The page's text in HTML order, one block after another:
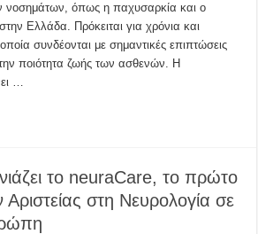
νοσημάτων, όπως η παχυσαρκία και ο
Ελλάδα. Πρόκειται για χρόνια και
συνδέονται με σημαντικές επιπτώσεις
ποιότητα ζωής των ασθενών. Η
…
το neuraCare, το πρώτο
Αριστείας στη Νευρολογία σε